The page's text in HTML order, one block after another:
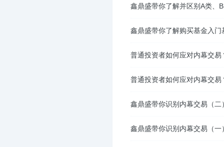
鑫鼎盛带你了解并区别A类、
鑫鼎盛带你了解购买基金入门
普通投资者如何应对内幕交易
普通投资者如何应对内幕交易
鑫鼎盛带你识别内幕交易（二
鑫鼎盛带你识别内幕交易（一